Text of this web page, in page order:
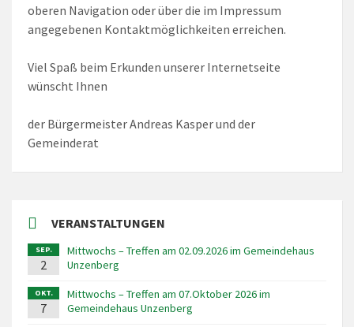
oberen Navigation oder über die im Impressum
angegebenen Kontaktmöglichkeiten erreichen.
Viel Spaß beim Erkunden unserer Internetseite
wünscht Ihnen
der Bürgermeister Andreas Kasper und der
Gemeinderat
VERANSTALTUNGEN
SEP.
2
Mittwochs – Treffen am 02.09.2026 im Gemeindehaus
Unzenberg
OKT.
7
Mittwochs – Treffen am 07.Oktober 2026 im
Gemeindehaus Unzenberg